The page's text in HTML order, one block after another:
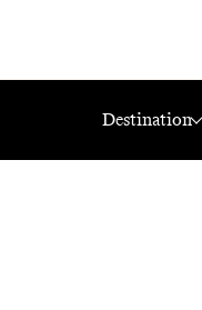
Destination